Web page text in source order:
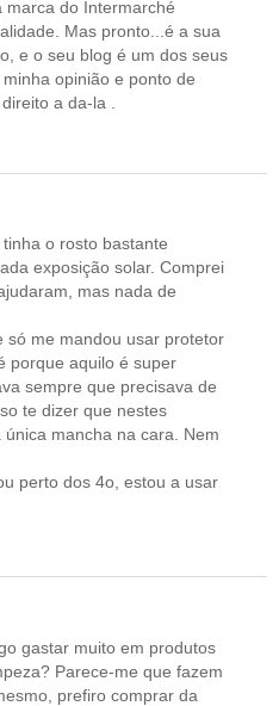
marca do Intermarché
Mas pronto...é a sua
e o seu blog é um dos seus
opinião e ponto de
a da-la .
o rosto bastante
exposição solar. Comprei
mas nada de
só me mandou usar protetor
porque aquilo é super
sempre que precisava de
te dizer que nestes
mancha na cara. Nem
perto dos 4o, estou a usar
gastar muito em produtos
Parece-me que fazem
prefiro comprar da